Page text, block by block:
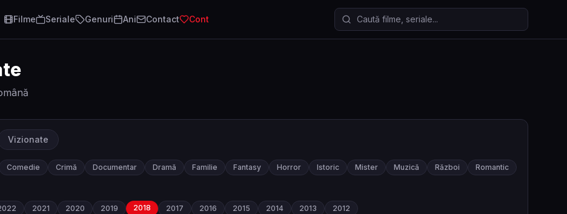
Filme Seriale Genuri Ani Contact Cont Caută filme și seriale
Vizionate
Comedie Crimă Documentar Dramă Familie Fantasy Horror Istoric Mister Muzică Război
Romantic
2021 2020 2019 2018 2017 2016 2015 2014 2013 2012